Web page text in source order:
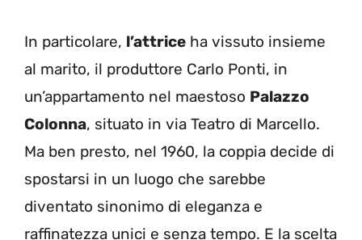
In particolare, l’attrice ha vissuto insieme
al marito, il produttore Carlo Ponti, in
un’appartamento nel maestoso Palazzo
Colonna, situato in via Teatro di Marcello.
Ma ben presto, nel 1960, la coppia decide di
spostarsi in un luogo che sarebbe
diventato sinonimo di eleganza e
raffinatezza unici e senza tempo. E la scelta